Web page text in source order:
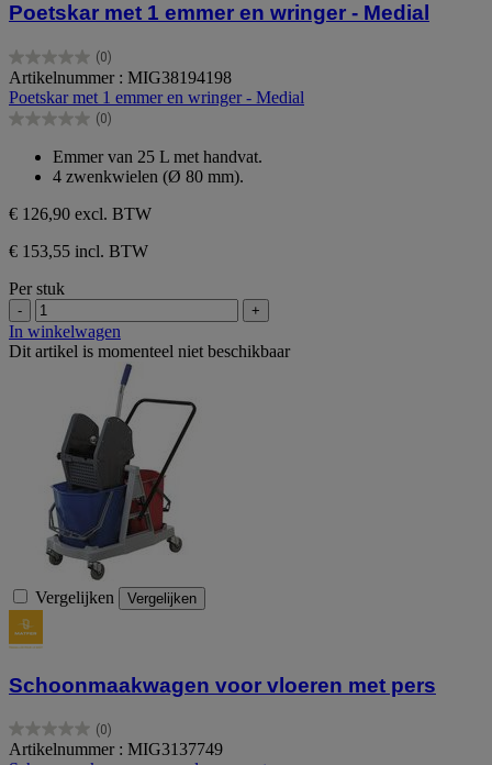
Poetskar met 1 emmer en wringer - Medial
(0)
0.0
van
de
5
Artikelnummer : MIG38194198
Poetskar met 1 emmer en wringer - Medial
(0)
0.0
sterren.
Emmer van 25 L met handvat.
4 zwenkwielen (Ø 80 mm).
€ 126,90 excl. BTW
€ 153,55 incl. BTW
Per stuk
- +
In winkelwagen
Dit artikel is momenteel niet beschikbaar
Vergelijken Vergelijken
Schoonmaakwagen voor vloeren met pers
(0)
0.0
van
Artikelnummer : MIG3137749